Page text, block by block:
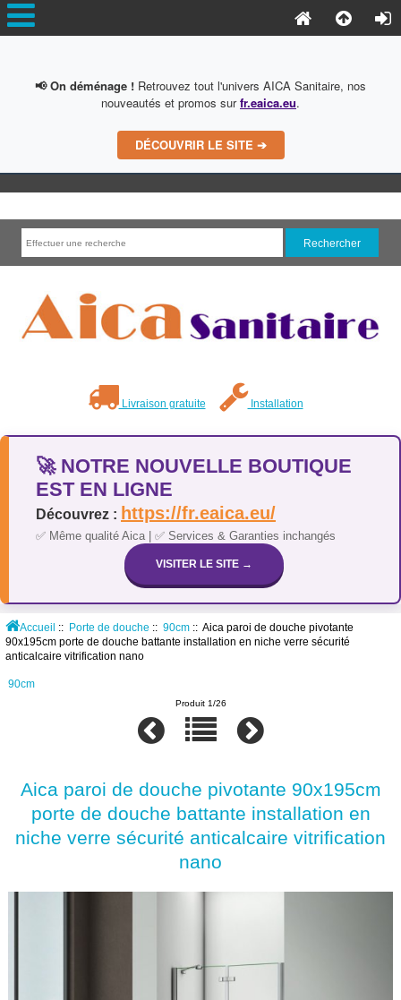
📢 On déménage ! Retrouvez tout l'univers AICA Sanitaire, nos
nouveautés et promos surfr.eaica.eu.
DÉCOUVRIR LE SITE ➔
Livraison gratuite Installation
🚀 NOTRE NOUVELLE BOUTIQUE
EST EN LIGNE
Découvrez : https://fr.eaica.eu/
✅ Même qualité Aica | ✅ Services & Garanties inchangés
VISITER LE SITE →
Accueil :: Porte de douche :: 90cm:: Aica paroi de douche pivotante
90x195cm porte de douche battante installation en niche verre sécurité
anticalcaire vitrification nano
90cm
Produit 1/26
Aica paroi de douche pivotante 90x195cm
porte de douche battante installation en
niche verre sécurité anticalcaire vitrification
nano